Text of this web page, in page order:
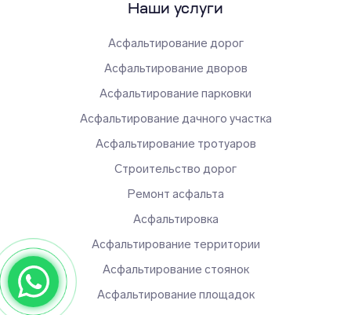
Наши услуги
Асфальтирование дорог
Асфальтирование дворов
Асфальтирование парковки
Асфальтирование дачного участка
Асфальтирование тротуаров
Строительство дорог
Ремонт асфальта
Асфальтировка
Асфальтирование территории
Асфальтирование стоянок
Асфальтирование площадок